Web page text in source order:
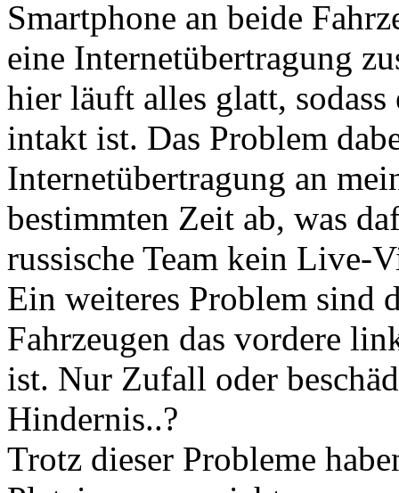
Smartphone an beide
eine Internetübertragung
hier läuft alles glatt, sodass
intakt ist. Das Problem
Internetübertragung an
bestimmten Zeit ab, was
russische Team kein Live-
Ein weiteres Problem sind
Fahrzeugen das vordere
ist. Nur Zufall oder
Hindernis..?
Trotz dieser Probleme